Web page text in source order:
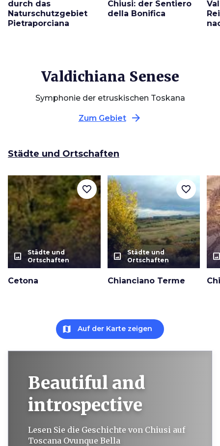
durch das
Naturschutzgebiet
Pietraporciana
Chiusi: der Sentiero
della Bonifica
Valdichiana Senese
Symphonie der etruskischen Toskana
Zum Gebiet arrow_forward
Städte und Ortschaften
photo_size_select_actual
Städte und
Ortschaften
Cetona
favorite_border
photo_size_select_actual
Städte und
Ortschaften
Chianciano Terme
favorite_border
map Auf der Karte zeigen
Beautiful and
introspective
Lesen Sie die Geschichte von Chiusi auf
Toscana Ovunque Bella